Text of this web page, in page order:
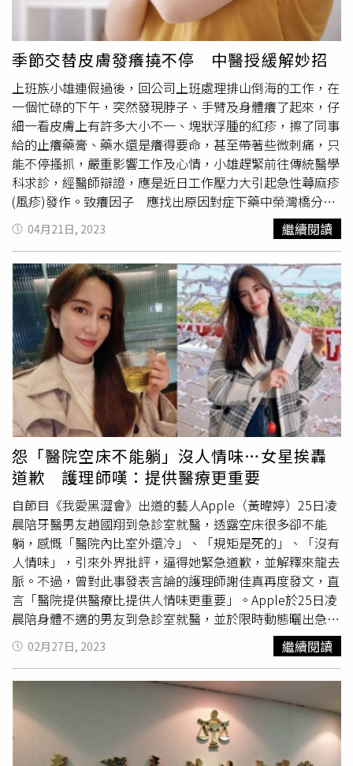
碎石術。【客羅特】Clot，代表血液檢體凝固了，需要重
抽。【牛肉西施】Neurosis，指很容易擔心焦慮。【史咖
逼】不是咖啡，是Scabies，是癢死人的疥瘡【漏屎】
Loss，IV/IC 漏屎，表示靜脈注射導管不通了，要重打（重
置一條）。【狹客】Shock，休克，指病人血壓低，器官灌
流不足。【做浪吧】Lumbar puncture，指腰椎穿刺，抽取
脊髓液。【尾錐欣】Wet dressing，指用濕的紗布覆蓋。
【歐卡】OHCA Out of hospital cardiac arrest，指到院前心
跳停止。【豆一下EKG】貼上貼片，把心電圖監視器接上。
【滴頭】Ditto和上次一樣，通常在開藥（依上回開立）或
是交班內容一樣，沒有變化。【噢鼻屎（台） 】OP site，
一種透明的膠帶。【妹塔】Meta，可以是Metastasis（癌症
轉移），或是Metabolism（內分泌科）。此篇貼文一出，
立刻獲得廣大網友迴響，不少人紛紛留言直呼「太專業
了」、「好可怕，也太完整了，整個歷歷在目回憶湧現」、
「太厲害了！完全懂！」、「之前家人住院遇到醫生來巡房
時一開始都會想努力聽醫護的對話，但沒幾秒這些名詞出來
後就放棄了」、「我在美國學的nursing，回台灣花了好幾
個月才適應」。
的污漬也要在商品敘述上說明。一位發言人說，他對此感到
遺憾，希望買家健康狀況良好。疾管署曾說，
疥瘡
傳播方式
主要經由人與人之間皮膚直接接觸而感染外，亦可藉由衣物
或被單等傳染疥螨。疥螨在侵入皮膚角質層而寄生在人體皮
膚表面，分布在人體皺摺處及柔軟的地方，所以在病人的手
指間、腳趾縫、腋下、下腹、屁股、陰部、女性的乳房下等
處會長出奇癢無比的疹子，晚上棉被蓋上後會更癢，甚至會
讓人半夜癢醒，難以入眠。疥瘡好發於人群密集的環境，包
括養護中心、軍中、監獄和學校等地，亦是皮膚科門診常見
的疾病。
季節交替皮膚發癢撓不停 中醫授緩解妙招
上班族小雄連假過後，回公司上班處理排山倒海的工作，在
一個忙碌的下午，突然發現脖子、手臂及身體癢了起來，仔
細一看皮膚上有許多大小不一、塊狀浮腫的紅疹，擦了同事
給的止癢藥膏、藥水還是癢得要命，甚至帶著些微刺痛，只
能不停搔抓，嚴重影響工作及心情，小雄趕緊前往傳統醫學
科求診，經醫師辯證，應是近日工作壓力大引起急性蕁麻疹
(風疹)發作。致癢因子 應找出原因對症下藥中榮灣橋分院
中醫師唐佑任表示，致癢原因大致可區分為「外在接觸」、
「內在體質」及「疾病引發」，例如皮膚長期處於潮濕狀
態，春夏易發汗皰疹、洗澡用過熱的水易造成乾癢等，皆因
外在接觸引起；異位性皮膚炎、蕁麻疹、懷孕體質變化或食
物、藥物過敏造成的皮膚癢，則是因「內在體質」導致；另
外也有因黴菌、疥蟲感染(疥瘡)、尿毒症、糖尿病、膽道阻
塞、寄生蟲等「疾病引發」的癢疹，原因不同，診療方式也
不同。中醫正本清源 緩解方式一次看唐佑任醫師指出，臨
床上病患常見急、慢性濕疹或過敏性皮膚炎造成的癢疹，中
醫採正本清源方式，內服清熱濕毒方及及解毒清肝方，來清
除體內風熱、利濕解毒，並藉養血潤燥，強化肝臟功能降低
癢感，讓傷口加速癒合。在過敏性皮膚炎方面，中醫則用荊
防敗毒方、解毒清肝方，並加服調中益膚方，加入人蔘、防
風、蒲公英等藥材，不但可清除體內濕熱，也強肝固脾以改
善體質，使病患盡量不受過敏原影響加速康復及避免復發。
另外，春春痘(面皰)有時也會造成皮膚紅癢，憂慮失眠、操
勞過度的人，女性月經不順、青春期荷爾蒙失調或增加，喜
食辛辣油膩刺激食物，也會使體內毒火熾盛，此時會用降火
涼血方配合清上敗毒方，個別化論證青春痘的病因採取完整
治療，以避免留下傷口及痘疤，常保肌膚細緻白皙。保持生
活規律 減少肌膚搔癢及紅疹唐佑任醫師以中醫觀點提醒，
當皮膚有癢疹時，飲食以天然食物為主，少吃人工合成物，
可多吃淡水魚、新鮮豆製品等優質蛋白質，並攝取足量的蔬
菜幫助肌膚修復，烹調以蒸煮取代炒炸或燒烤，因高糖油鹽
可能導致皮膚症狀惡化。而若懷疑對食物過敏，建議先停食
海鮮，特別是有殼類(蝦、蟹)及深海魚(鮭魚、鱸魚、鯧魚及
白帶魚等)，也建議停食堅果，特別是花生及麻油，避免上
火，並避免食用芒果、奇異果、榴槤、草莓等易致發過敏的
水果。此外，日常生活不要用太熱的水或清潔劑沖洗患處，
04月21日, 2023 繼續閱讀
怨「醫院空床不能躺」沒人情味…女星挨轟
道歉 護理師嘆：提供醫療更重要
自節目《我愛黑澀會》出道的藝人Apple（黃暐婷）25日凌
晨陪牙醫男友趙國翔到急診室就醫，透露空床很多卻不能
躺，感慨「醫院內比室外還冷」、「規矩是死的」、「沒有
人情味」，引來外界批評，逼得她緊急道歉，並解釋來龍去
脈。不過，曾對此事發表言論的護理師謝佳真再度發文，直
言「醫院提供醫療比提供人情味更重要」。Apple於25日凌
晨陪身體不適的男友到急診室就醫，並於限時動態曬出急診
室照片，抱怨「病床不就是給有需要的病患用的嗎？凌晨5
點多，一堆空的病床卻不能躺」，並認為規矩是死的，但醫
院若沒有辦法變通，就顯得很沒有人情味，她還特別附上室
外只有14度的標示，感慨「怎麼覺得裡面比室外的空氣還要
冷」。貼文曝光後引來外界撻伐，Apple緊急發文澄清，強
調自己只是陪病者，當時男友疑似罹患腸胃炎身體不適，上
吐下瀉又發燒畏寒，連站著都有困難，加上PCR顯示是陰
02月27日, 2023 繼續閱讀